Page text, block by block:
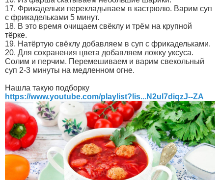
17. Фрикадельки перекладываем в кастрюлю. Варим суп
с фрикадельками 5 минут.
18. В это время очищаем свёклу и трём на крупной
тёрке.
19. Натёртую свёклу добавляем в суп с фрикадельками.
20. Для сохранения цвета добавляем ложку уксуса.
Солим и перчим. Перемешиваем и варим свекольный
суп 2-3 минуты на медленном огне.
Нашла такую подборку
https://www.youtube.com/playlist?lis...N2ul7diqzJ--ZA